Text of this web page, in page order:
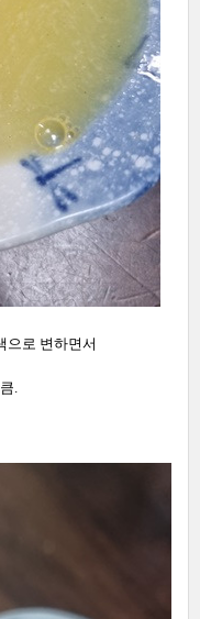
으로 변하면서
.